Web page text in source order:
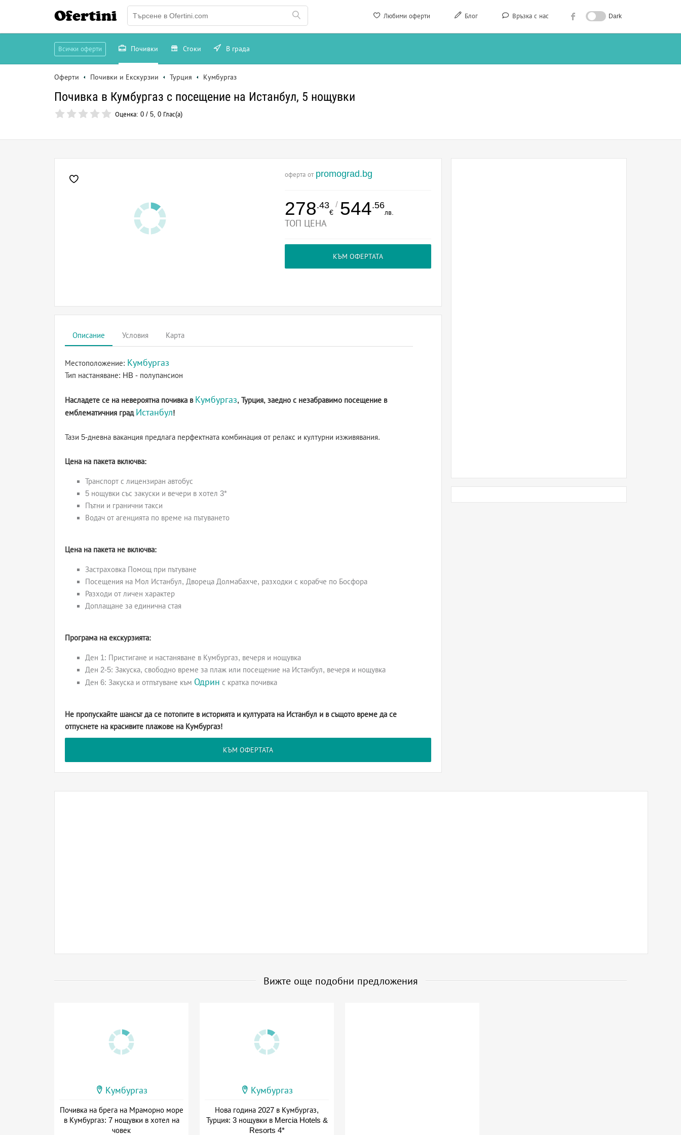
Любими оферти Блог Връзка с нас Dark
Ofertini
Всички оферти Почивки Стоки В града
Оферти Почивки и Екскурзии Турция Кумбургаз
Почивка в Кумбургаз с посещение на Истанбул, 5 нощувки
Оценка: 0 / 5, 0 Глас(а)
оферта от promograd.bg
278.43
€
/ 544.56
лв.
ТОП ЦЕНА
КЪМ ОФЕРТАТА
Описание Условия Карта
Местоположение: Кумбургаз
Тип настаняване: HB - полупансион
Насладете се на невероятна почивка в Кумбургаз, Турция, заедно с незабравимо посещение в
емблематичния град Истанбул!
Тази 5-дневна ваканция предлага перфектната комбинация от релакс и културни изживявания.
Цена на пакета включва:
Транспорт с лицензиран автобус
5 нощувки със закуски и вечери в хотел 3*
Пътни и гранични такси
Водач от агенцията по време на пътуването
Цена на пакета не включва:
Застраховка Помощ при пътуване
Посещения на Мол Истанбул, Двореца Долмабахче, разходки с корабче по Босфора
Разходи от личен характер
Доплащане за единична стая
Програма на екскурзията:
Ден 1: Пристигане и настаняване в Кумбургаз, вечеря и нощувка
Ден 2-5: Закуска, свободно време за плаж или посещение на Истанбул, вечеря и нощувка
Ден 6: Закуска и отпътуване към Одрин с кратка почивка
Не пропускайте шансът да се потопите в историята и културата на Истанбул и в същото време да се
отпуснете на красивите плажове на Кумбургаз!
КЪМ ОФЕРТАТА
Вижте още подобни предложения
Кумбургаз
Почивка на брега на Мраморно море
в Кумбургаз: 7 нощувки в хотел на
човек
Кумбургаз
Нова година 2027 в Кумбургаз,
Турция: 3 нощувки в Mercia Hotels &
Resorts 4*